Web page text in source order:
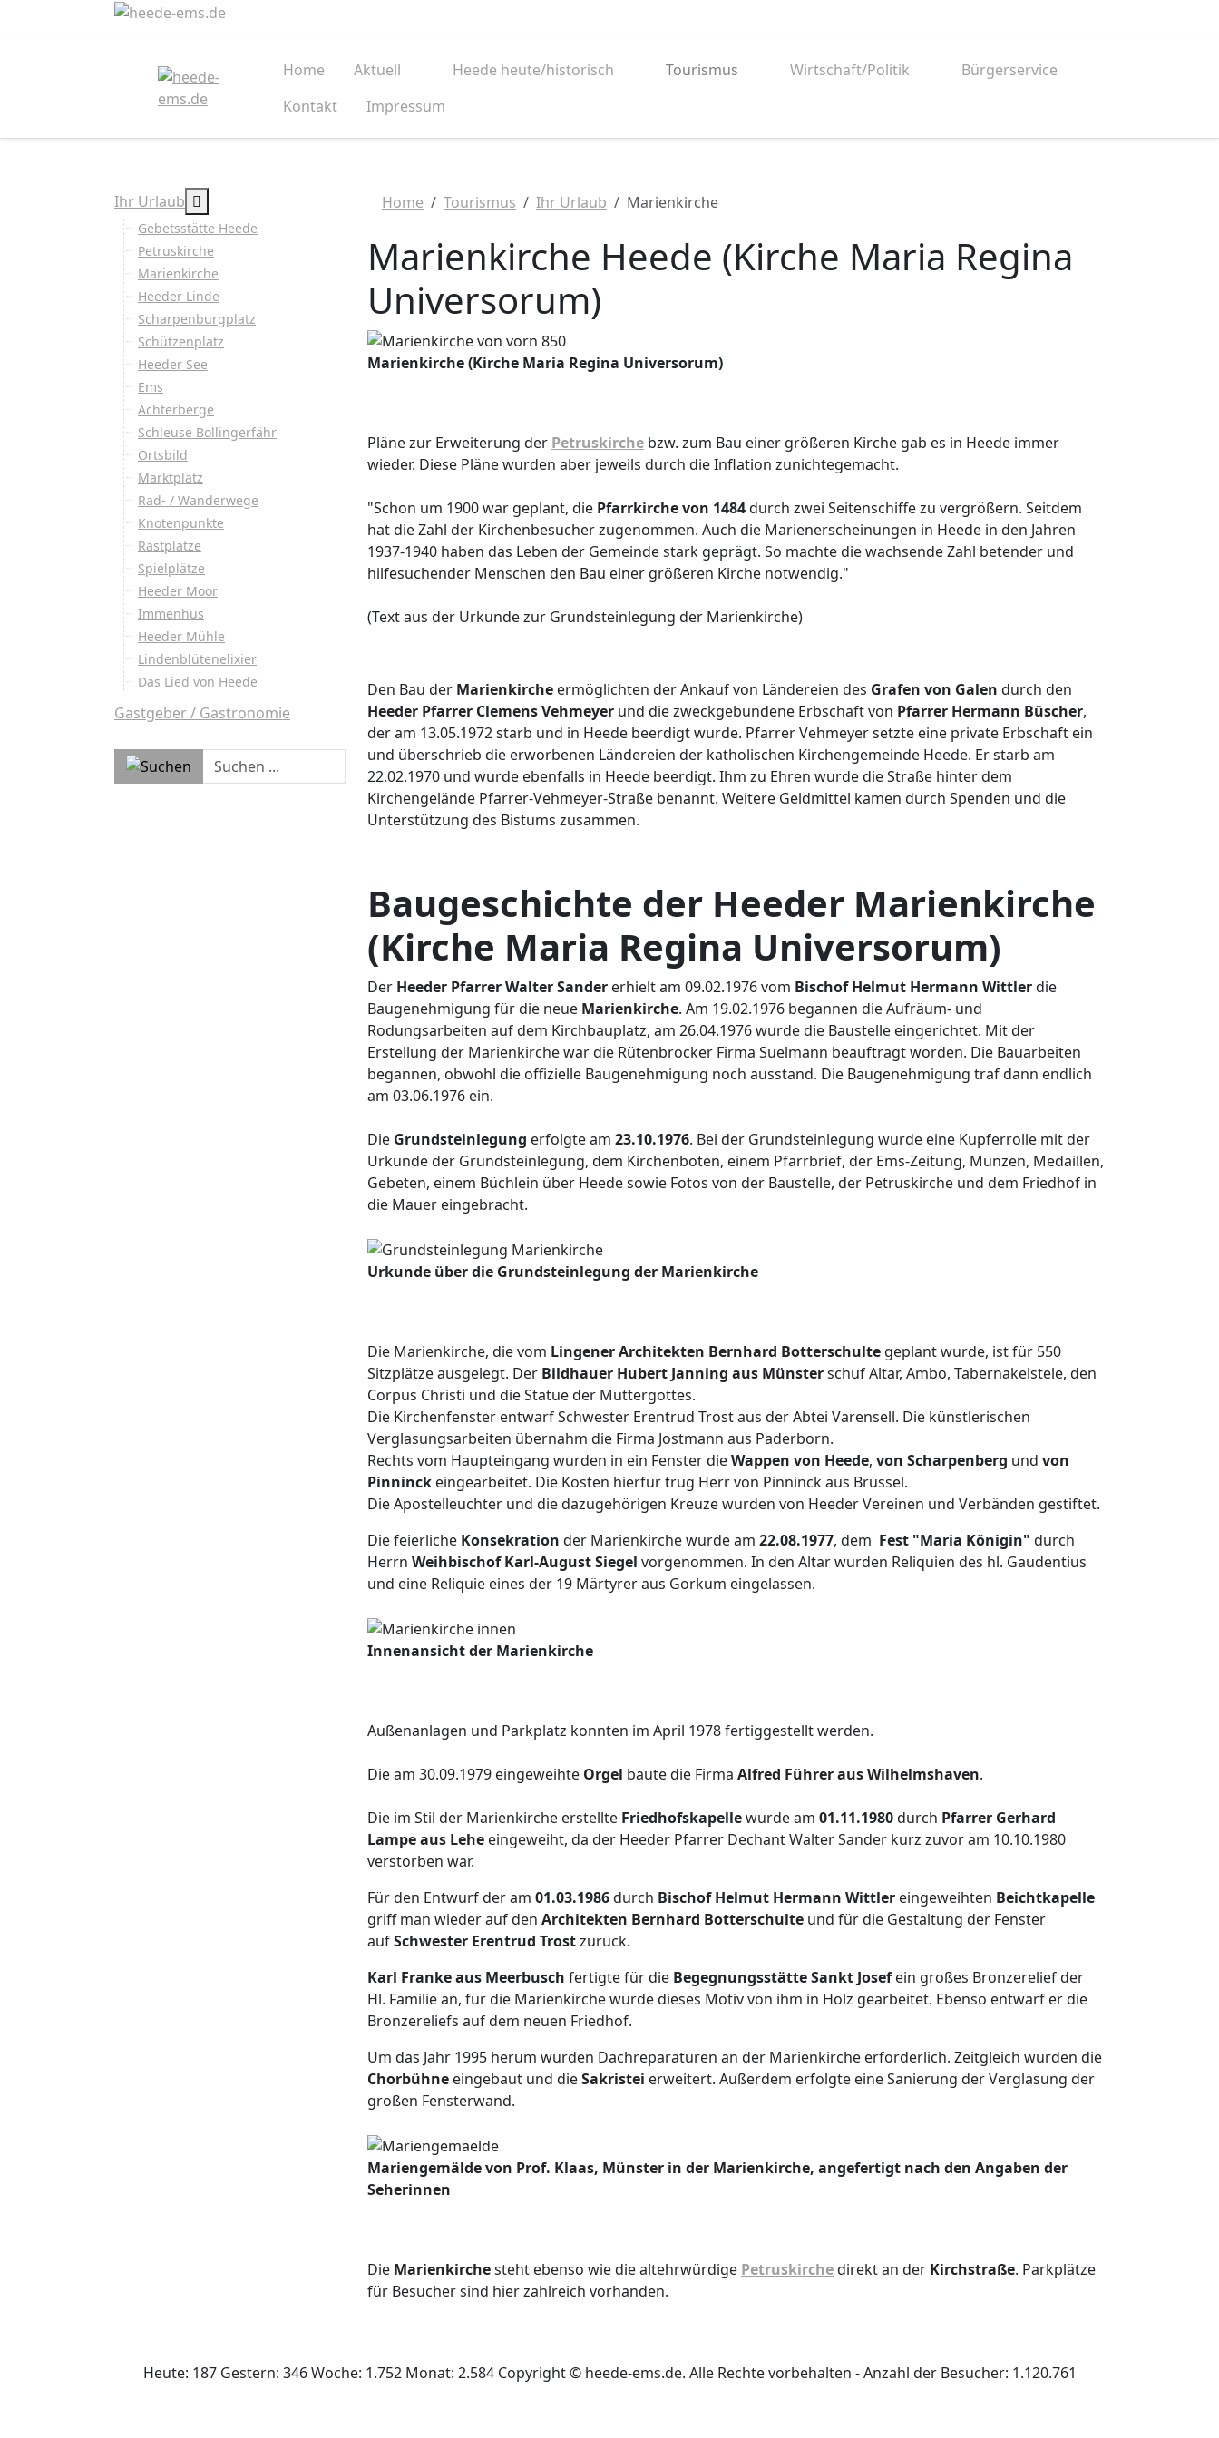
Home Aktuell Heede heute/historisch Tourismus Wirtschaft/Politik
Bürgerservice
Kontakt
Impressum
Ihr Urlaub MOD_MENU_TOGGLE_SUBMENU_LABEL
Gebetsstätte Heede
Petruskirche
Marienkirche
Heeder Linde
Scharpenburgplatz
Schützenplatz
Heeder See
Ems
Achterberge
Schleuse Bollingerfähr
Ortsbild
Marktplatz
Rad- / Wanderwege
Knotenpunkte
Rastplätze
Spielplätze
Heeder Moor
Immenhus
Heeder Mühle
Lindenblütenelixier
Das Lied von Heede
Gastgeber / Gastronomie
Home Tourismus Ihr Urlaub Marienkirche
Marienkirche Heede (Kirche Maria Regina
Universorum)
Marienkirche (Kirche Maria Regina Universorum)
Pläne zur Erweiterung der Petruskirche bzw. zum Bau einer größeren Kirche gab es in Heede immer
wieder. Diese Pläne wurden aber jeweils durch die Inflation zunichtegemacht.
"Schon um 1900 war geplant, die Pfarrkirche von 1484durch zwei Seitenschiffe zu vergrößern. Seitdem
hat die Zahl der Kirchenbesucher zugenommen. Auch die Marienerscheinungen in Heede in den Jahren
1937-1940 haben das Leben der Gemeinde stark geprägt. So machte die wachsende Zahl betender und
hilfesuchender Menschen den Bau einer größeren Kirche notwendig."
(Text aus der Urkunde zur Grundsteinlegung der Marienkirche)
Den Bau der Marienkirche ermöglichten der Ankauf von Ländereien des Grafen von Galen durch den
Heeder Pfarrer Clemens Vehmeyer und die zweckgebundene Erbschaft von Pfarrer Hermann Büscher,
der am 13.05.1972 starb und in Heede beerdigt wurde. Pfarrer Vehmeyer setzte eine private Erbschaft ein
und überschrieb die erworbenen Ländereien der katholischen Kirchengemeinde Heede. Er starb am
22.02.1970 und wurde ebenfalls in Heede beerdigt. Ihm zu Ehren wurde die Straße hinter dem
Kirchengelände Pfarrer-Vehmeyer-Straße benannt. Weitere Geldmittel kamen durch Spenden und die
Unterstützung des Bistums zusammen.
Baugeschichte der Heeder Marienkirche
(Kirche Maria Regina Universorum)
Der Heeder Pfarrer Walter Sander erhielt am 09.02.1976 vom Bischof Helmut Hermann Wittlerdie
Baugenehmigung für die neue Marienkirche. Am 19.02.1976 begannen die Aufräum- und
Rodungsarbeiten auf dem Kirchbauplatz, am 26.04.1976 wurde die Baustelle eingerichtet. Mit der
Erstellung der Marienkirche war die Rütenbrocker Firma Suelmann beauftragt worden. Die Bauarbeiten
begannen, obwohl die offizielle Baugenehmigung noch ausstand. Die Baugenehmigung traf dann endlich
am 03.06.1976 ein.
Die Grundsteinlegung erfolgte am 23.10.1976. Bei der Grundsteinlegung wurde eine Kupferrolle mit der
Urkunde der Grundsteinlegung, dem Kirchenboten, einem Pfarrbrief, der Ems-Zeitung, Münzen, Medaillen,
Gebeten, einem Büchlein über Heede sowie Fotos von der Baustelle, der Petruskirche und dem Friedhof in
die Mauer eingebracht.
Urkunde über die Grundsteinlegung der Marienkirche
Die Marienkirche, die vom Lingener Architekten Bernhard Botterschulte geplant wurde, ist für 550
Sitzplätze ausgelegt. Der Bildhauer Hubert Janning aus Münsterschuf Altar, Ambo, Tabernakelstele, den
Corpus Christi und die Statue der Muttergottes.
Die Kirchenfenster entwarf Schwester Erentrud Trost aus der Abtei Varensell. Die künstlerischen
Verglasungsarbeiten übernahm die Firma Jostmann aus Paderborn.
Rechts vom Haupteingang wurden in ein Fenster dieWappen von Heede, von Scharpenberg und von
Pinninck eingearbeitet. Die Kosten hierfür trug Herr von Pinninck aus Brüssel.
Die Apostelleuchter und die dazugehörigen Kreuze wurden von Heeder Vereinen und Verbänden gestiftet.
Die feierliche Konsekration der Marienkirche wurde am 22.08.1977, dem Fest "Maria Königin" durch
Herrn Weihbischof Karl-August Siegel vorgenommen. In den Altar wurden Reliquien des hl. Gaudentius
und eine Reliquie eines der 19 Märtyrer aus Gorkum eingelassen.
Innenansicht der Marienkirche
Außenanlagen und Parkplatz konnten im April 1978 fertiggestellt werden.
Die am 30.09.1979 eingeweihte Orgel baute die Firma Alfred Führer aus Wilhelmshaven.
Die im Stil der Marienkirche erstellte Friedhofskapellewurde am 01.11.1980durch Pfarrer Gerhard
Lampe aus Lehe eingeweiht, da der Heeder Pfarrer Dechant Walter Sander kurz zuvor am 10.10.1980
verstorben war.
Für den Entwurf der am 01.03.1986durch Bischof Helmut Hermann Wittler eingeweihten Beichtkapelle
griff man wieder auf den Architekten Bernhard Botterschulte und für die Gestaltung der Fenster
aufSchwester Erentrud Trostzurück.
Karl Franke aus Meerbusch fertigte für die Begegnungsstätte Sankt Josefein großes Bronzerelief der
Hl. Familie an, für die Marienkirche wurde dieses Motiv von ihm in Holz gearbeitet. Ebenso entwarf er die
Bronzereliefs auf dem neuen Friedhof.
Um das Jahr 1995 herum wurden Dachreparaturen an der Marienkirche erforderlich. Zeitgleich wurden die
Chorbühne eingebaut und dieSakristei erweitert. Außerdem erfolgte eine Sanierung der Verglasung der
großen Fensterwand.
Mariengemälde von Prof. Klaas, Münster in der Marienkirche, angefertigt nach den Angaben der
Seherinnen
Die Marienkirchesteht ebenso wie die altehrwürdige Petruskirchedirekt an der Kirchstraße. Parkplätze
für Besucher sind hier zahlreich vorhanden.
Heute: 187 Gestern: 346 Woche: 1.752 Monat: 2.584 Copyright © heede-ems.de. Alle Rechte vorbehalten - Anzahl der Besucher: 1.120.761